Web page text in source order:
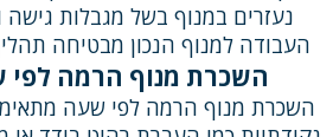
נעזרים במנוף בשל מגבלות
העבודה למנוף הנכון מבטיחה
השכרת מנוף הרמה לפי
השכרת מנוף הרמה לפי שעה